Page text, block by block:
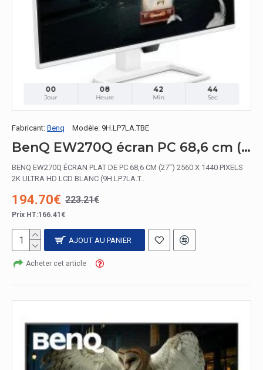
00
Jour
08
Heure
42
Min
42
Sec
Fabricant: Benq Modèle: 9H.LP7LA.TBE
BenQ EW270Q écran PC 68,6 cm (27") 2560 x 1440 pixels 2K Ultra HD LCD Blanc
BENQ EW270Q ÉCRAN PLAT DE PC 68,6 CM (27") 2560 X 1440 PIXELS
2K ULTRA HD LCD BLANC (9H.LP7LA.T..
194.70€ 223.21€
Prix HT:166.41€
AJOUT AU PANIER
Acheter cet article